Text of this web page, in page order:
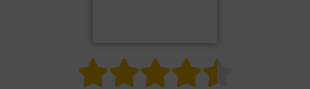
